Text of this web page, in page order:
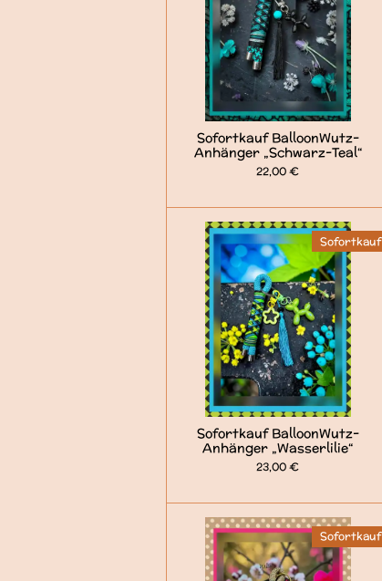
Sofortkauf BalloonWutz-
Anhänger „Schwarz-Teal“
22,00 €
Sofortkauf
Sofortkauf BalloonWutz-
Anhänger „Wasserlilie“
23,00 €
Sofortkauf